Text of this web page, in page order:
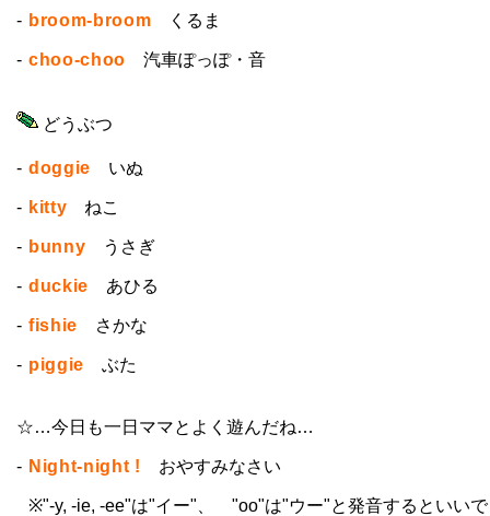
- broom-broom くるま
- choo-choo 汽車ぽっぽ・音
どうぶつ
- doggie いぬ
- kitty ねこ
- bunny うさぎ
- duckie あひる
- fishie さかな
- piggie ぶた
☆…今日も一日ママとよく遊んだね…
- Night-night ! おやすみなさい
※"-y, -ie, -ee"は"イー"、 "oo"は"ウー"と発音するといいで